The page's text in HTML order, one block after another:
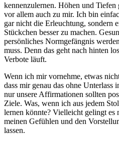
kennenzulernen. Höhen und Tiefen
vor allem auch zu mir. Ich bin
gar nicht die Erleuchtung, sondern
Stückchen besser zu machen.
persönliches Normgefängnis
muss. Denn das geht nach hinten
Verbote läuft.
Wenn ich mir vornehme, etwas
dass mir genau das ohne
nur unsere Affirmationen sollten
Ziele. Was, wenn ich aus jedem
lernen könnte? Vielleicht gelingt es
meinen Gefühlen und den
lassen.